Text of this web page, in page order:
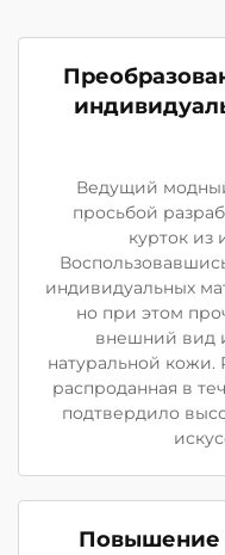
Ведущий
просьбой
курток из
индивидуальных
но при этом
внешний вид
натуральной кожи.
распроданная в
подтвердило
Повышение